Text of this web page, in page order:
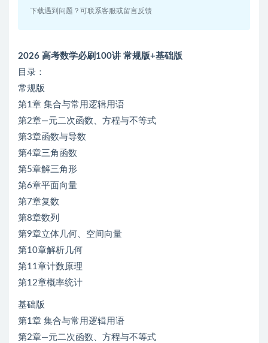
下载遇到问题？可联系客服或留言反馈
2026 高考数学必刷100讲 常规版+基础版
目录：
常规版
第1章 集合与常用逻辑用语
第2章—元二次函数、方程与不等式
第3章函数与导数
第4章三角函数
第5章解三角形
第6章平面向量
第7章复数
第8章数列
第9章立体几何、空间向量
第10章解析几何
第11章计数原理
第12章概率统计
基础版
第1章 集合与常用逻辑用语
第2章—元二次函数、方程与不等式